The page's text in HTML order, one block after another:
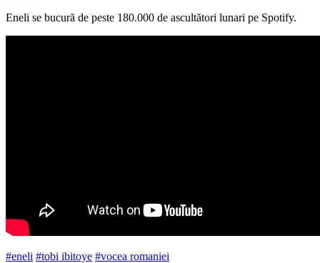
Eneli se bucură de peste 180.000 de ascultători lunari pe Spotify.
#eneli #tobi ibitoye #vocea romaniei